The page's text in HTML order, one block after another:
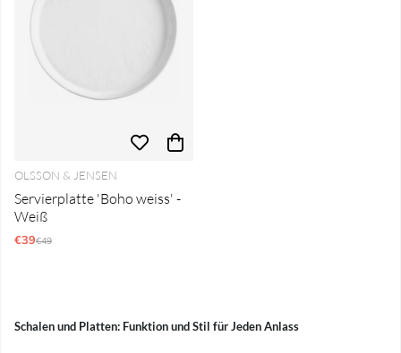
OLSSON & JENSEN
Servierplatte 'Boho weiss' -
Weiß
€39Regulärer Preis:
€49
Schalen und Platten: Funktion und Stil für Jeden Anlass